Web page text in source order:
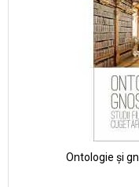
Ontologie și